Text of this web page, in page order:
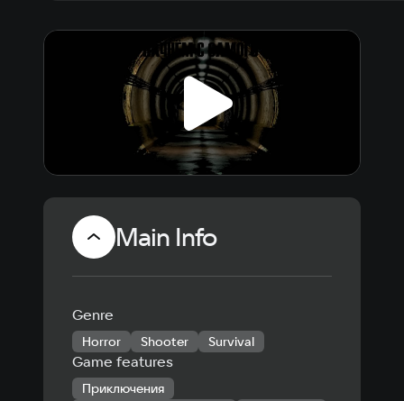
Main Info
Genre
Horror Shooter Survival
Game features
Приключения